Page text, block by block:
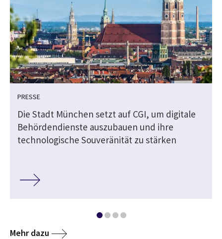
PRESSE
Die Stadt München setzt auf CGI, um digitale
Behördendienste auszubauen und ihre
technologische Souveränität zu stärken
Mehr dazu